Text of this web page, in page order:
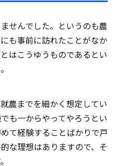
せんでした。というのも農
も事前に訪れたことがなか
はこうゆうものであるとい
農までを細かく想定してい
も一からやってやろうとい
て経験することばかりで戸
な理想はありますので、そ